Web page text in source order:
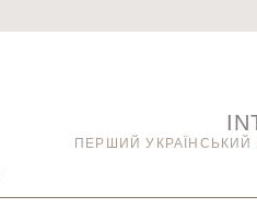
ПЕРШИЙ